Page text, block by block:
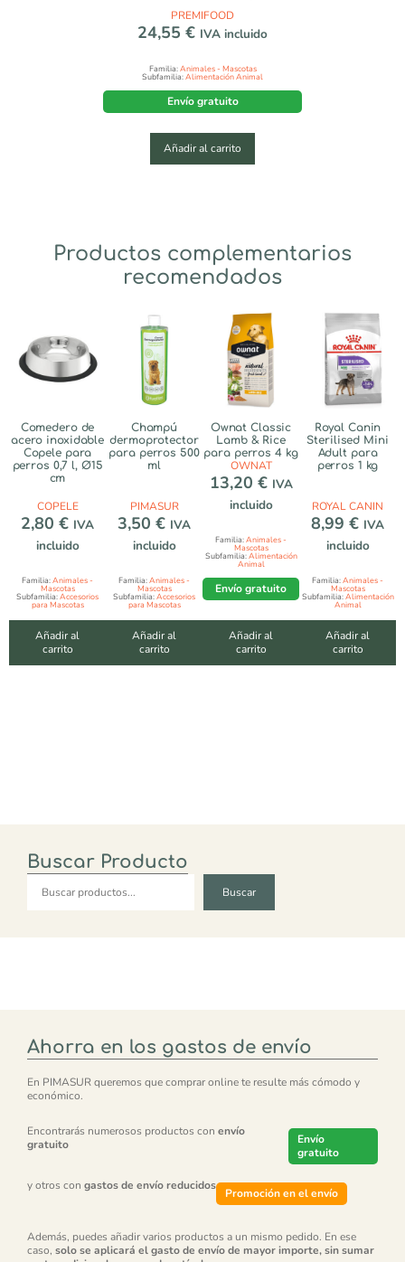
PREMIFOOD
24,55 € IVA incluido
Familia:Animales - Mascotas
Subfamilia:Alimentación Animal
Envío gratuito
Añadir al carrito
Productos complementarios
recomendados
Comedero de
acero inoxidable
Copele para
perros 0,7 l, Ø15
cm
COPELE
2,80 € IVA
incluido
Familia:Animales -
Mascotas
Subfamilia:Accesorios
para Mascotas
Añadir al
carrito
Champú
dermoprotector
para perros 500
ml
PIMASUR
3,50 € IVA
incluido
Familia:Animales -
Mascotas
Subfamilia:Accesorios
para Mascotas
Añadir al
carrito
Ownat Classic
Lamb & Rice
para perros 4 kg
OWNAT
13,20 € IVA
incluido
Familia:Animales -
Mascotas
Subfamilia:Alimentación
Animal
Envío gratuito
Añadir al
carrito
Royal Canin
Sterilised Mini
Adult para
perros 1 kg
ROYAL CANIN
8,99 € IVA
incluido
Familia:Animales -
Mascotas
Subfamilia:Alimentación
Animal
Añadir al
carrito
Buscar Producto
Buscar
Ahorra en los gastos de envío
En PIMASUR queremos que comprar online te resulte más cómodo y
económico.
Encontrarás numerosos productos con envío
gratuito
Envío
gratuito
y otros con gastos de envío reducidos
Promoción en el envío
Además, puedes añadir varios productos a un mismo pedido. En ese
caso, solo se aplicará el gasto de envío de mayor importe, sin sumar